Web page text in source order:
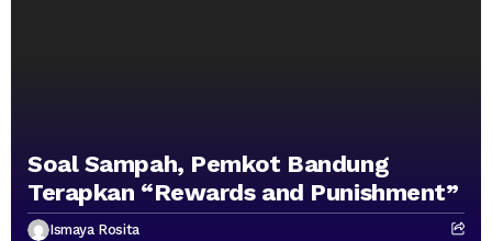
Soal Sampah, Pemkot Bandung
Terapkan “Rewards and Punishment”
Ismaya Rosita